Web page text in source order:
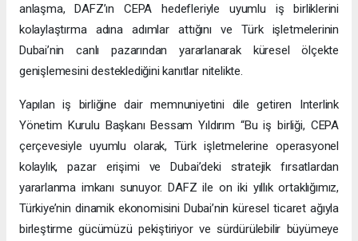
anlaşma, DAFZ’ın CEPA hedefleriyle uyumlu iş birliklerini
kolaylaştırma adına adımlar attığını ve Türk işletmelerinin
Dubai’nin canlı pazarından yararlanarak küresel ölçekte
genişlemesini desteklediğini kanıtlar nitelikte.
Yapılan iş birliğine dair memnuniyetini dile getiren Interlink
Yönetim Kurulu Başkanı Bessam Yıldırım “Bu iş birliği, CEPA
çerçevesiyle uyumlu olarak, Türk işletmelerine operasyonel
kolaylık, pazar erişimi ve Dubai’deki stratejik fırsatlardan
yararlanma imkanı sunuyor. DAFZ ile on iki yıllık ortaklığımız,
Türkiye’nin dinamik ekonomisini Dubai’nin küresel ticaret ağıyla
birleştirme gücümüzü pekiştiriyor ve sürdürülebilir büyümeye